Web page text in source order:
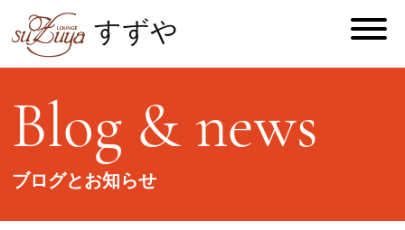
すずや
Blog & news
ブログとお知らせ